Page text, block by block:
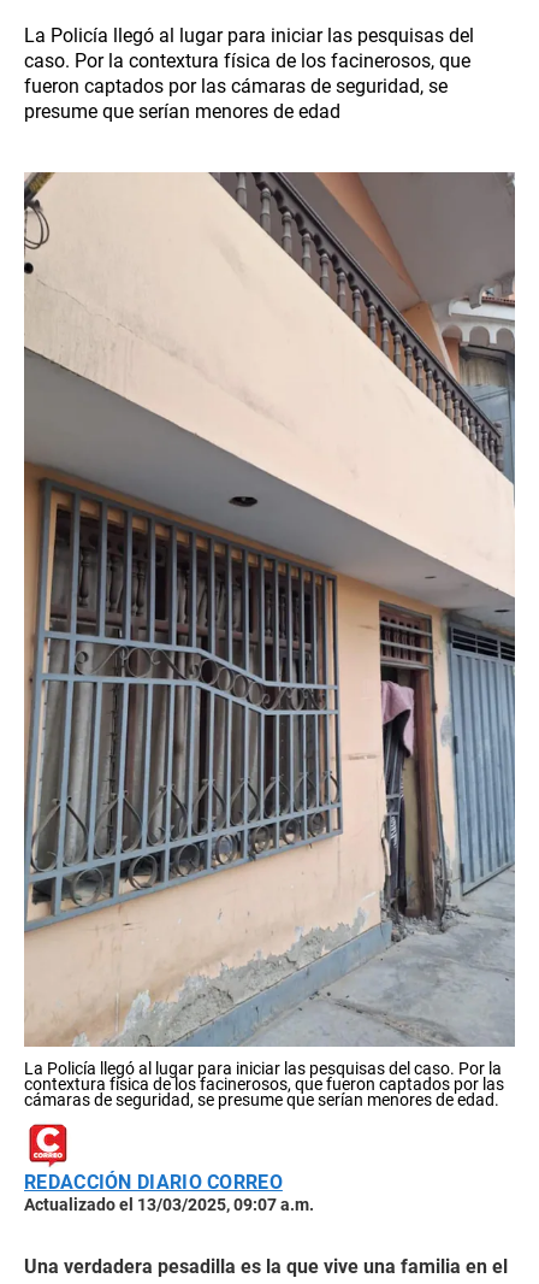
La Policía llegó al lugar para iniciar las pesquisas del
caso. Por la contextura física de los facinerosos, que
fueron captados por las cámaras de seguridad, se
presume que serían menores de edad
La Policía llegó al lugar para iniciar las pesquisas del caso. Por la
contextura física de los facinerosos, que fueron captados por las
cámaras de seguridad, se presume que serían menores de edad.
REDACCIÓN DIARIO CORREO
Actualizado el 13/03/2025, 09:07 a.m.
Una verdadera pesadilla es la que vive una familia en el